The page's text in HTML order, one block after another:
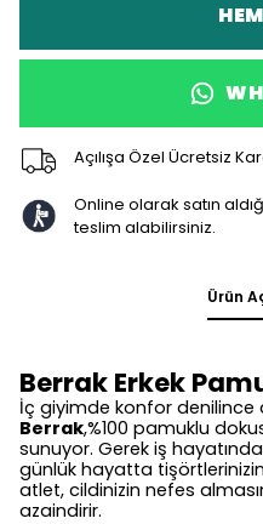
Açılışa Özel Ücretsiz
Online olarak satın
teslim alabilirsiniz.
Ürün
Berrak Erkek
İç giyimde konfor denilince
Berrak,%100 pamuklu
sunuyor. Gerek iş
günlük hayatta
atlet, cildinizin nefes
azaindirir.